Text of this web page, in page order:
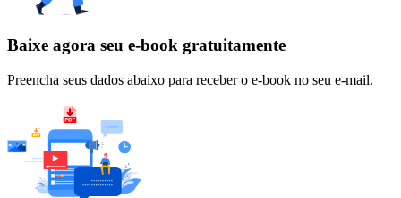
Baixe agora seu e-book gratuitamente
Preencha seus dados abaixo para receber o e-book no seu e-mail.